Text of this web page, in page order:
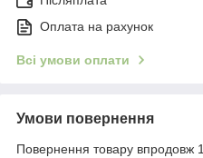
Оплата на рахунок
Всі умови оплати
Умови повернення
Повернення товару впродовж